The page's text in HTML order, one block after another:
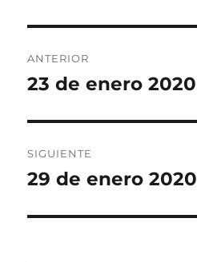
de
ANTERIOR
Entrada
23 de enero 2020
SIGUIENTE
Entrada
29 de enero 2020